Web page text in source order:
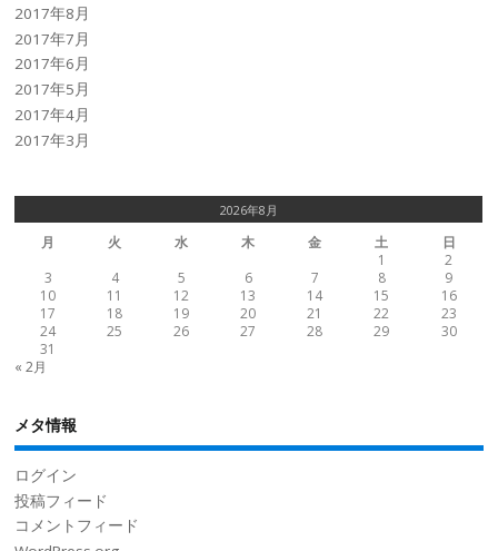
2017年8月
2017年7月
2017年6月
2017年5月
2017年4月
2017年3月
2026年8月
月 火 水 木 金 土
日
1
2
3
4 5 6 7 8
9
10
11 12 13 14 15
16
17
18 19 20 21 22
23
24
25 26 27 28 29
30
31
« 2月
メタ情報
ログイン
投稿フィード
コメントフィード